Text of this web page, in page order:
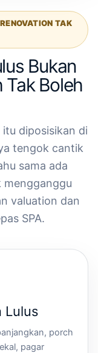
TAK
Bukan
Tak Boleh
diposisikan di
tengok cantik
sama ada
mengganggu
valuation dan
SPA.
Lulus
porch
pagar